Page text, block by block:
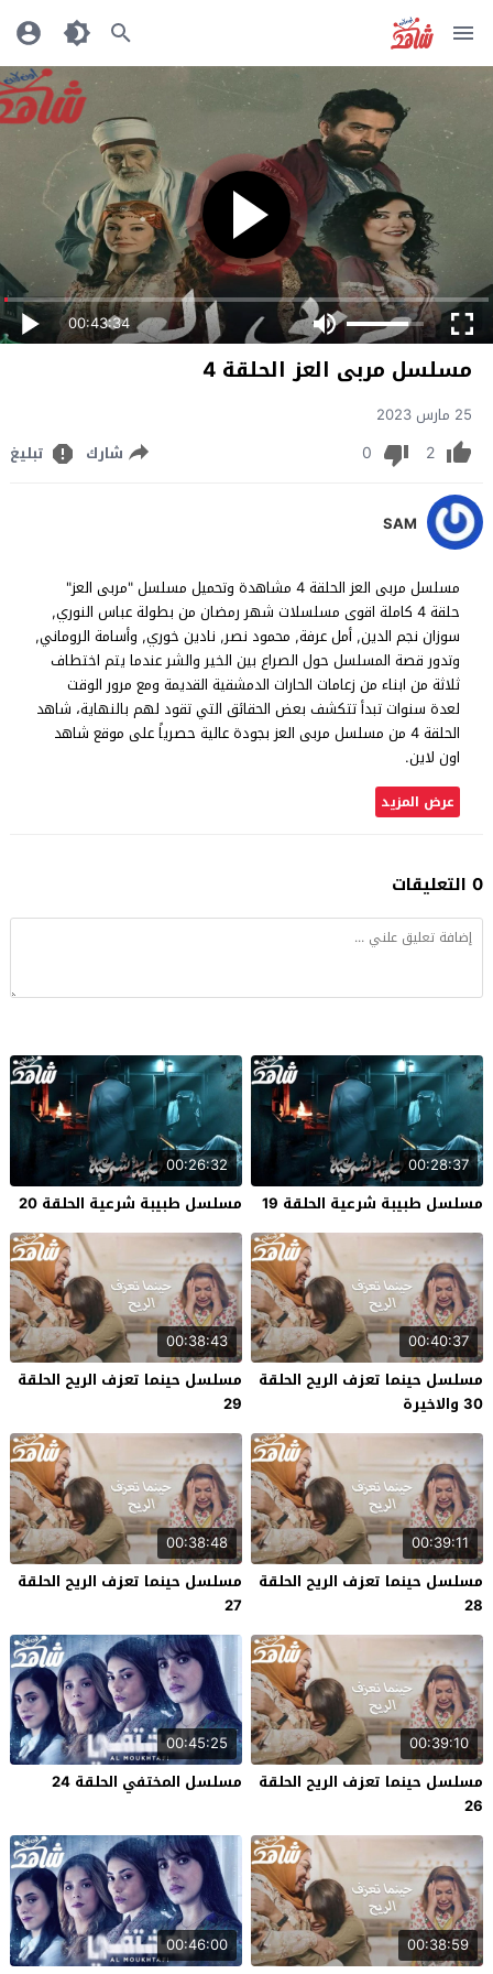
00:43:34
مسلسل مربى العز الحلقة 4
25 مارس 2023
2
0 شارك تبليغ
SAM
مسلسل مربى العز الحلقة 4 مشاهدة وتحميل مسلسل "مربى العز"
حلقة 4 كاملة اقوى مسلسلات شهر رمضان من بطولة عباس النوري,
سوزان نجم الدين, أمل عرفة, محمود نصر, نادين خوري, وأسامة الروماني,
وتدور قصة المسلسل حول الصراع بين الخير والشر عندما يتم اختطاف
ثلاثة من ابناء من زعامات الحارات الدمشقية القديمة ومع مرور الوقت
لعدة سنوات تبدأ تتكشف بعض الحقائق التي تقود لهم بالنهاية، شاهد
الحلقة 4 من مسلسل مربى العز بجودة عالية حصرياً على موقع شاهد
اون لاين.
عرض المزيد
0 التعليقات
00:28:37
مسلسل طبيبة شرعية الحلقة 19
00:26:32
مسلسل طبيبة شرعية الحلقة 20
00:40:37
مسلسل حينما تعزف الريح الحلقة
30 والاخيرة
00:38:43
مسلسل حينما تعزف الريح الحلقة
29
00:39:11
مسلسل حينما تعزف الريح الحلقة
28
00:38:48
مسلسل حينما تعزف الريح الحلقة
27
00:39:10
مسلسل حينما تعزف الريح الحلقة
26
00:45:25
مسلسل المختفي الحلقة 24
00:38:59
00:46:00